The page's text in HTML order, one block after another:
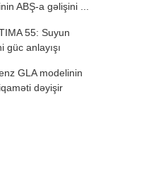
ABŞ-a gəlişini ...
55: Suyun
güc anlayışı
GLA modelinin
dəyişir